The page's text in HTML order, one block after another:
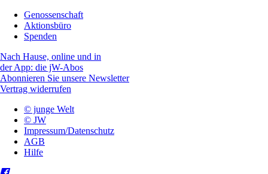
Genossenschaft
Aktionsbüro
Spenden
Nach Hause, online und in
der App: die jW-Abos
Abonnieren Sie unsere Newsletter
Vertrag widerrufen
© junge Welt
© JW
Impressum/Datenschutz
AGB
Hilfe